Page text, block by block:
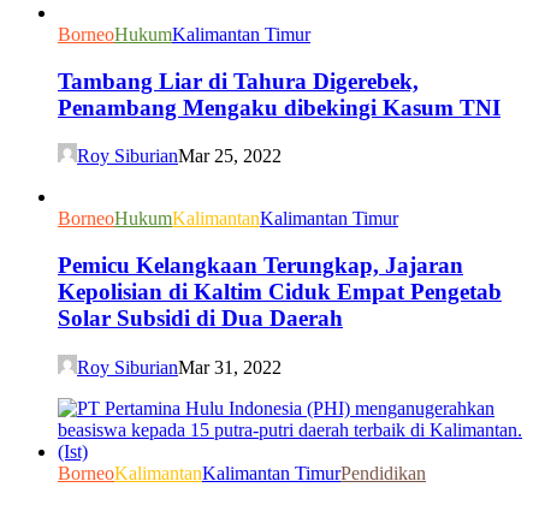
BorneoHukumKalimantan Timur
Tambang Liar di Tahura Digerebek,
Penambang Mengaku dibekingi Kasum TNI
Roy SiburianMar 25, 2022
BorneoHukumKalimantanKalimantan Timur
Pemicu Kelangkaan Terungkap, Jajaran
Kepolisian di Kaltim Ciduk Empat Pengetab
Solar Subsidi di Dua Daerah
Roy SiburianMar 31, 2022
BorneoKalimantanKalimantan TimurPendidikan